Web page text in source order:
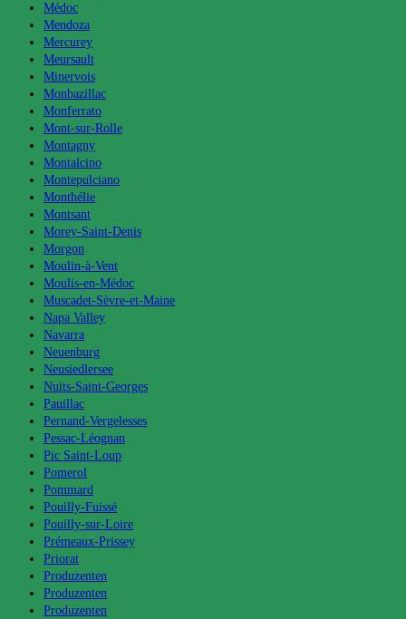
Médoc
Mendoza
Mercurey
Meursault
Minervois
Monbazillac
Monferrato
Mont-sur-Rolle
Montagny
Montalcino
Montepulciano
Monthélie
Montsant
Morey-Saint-Denis
Morgon
Moulin-à-Vent
Moulis-en-Médoc
Muscadet-Sèvre-et-Maine
Napa Valley
Navarra
Neuenburg
Neusiedlersee
Nuits-Saint-Georges
Pauillac
Pernand-Vergelesses
Pessac-Léognan
Pic Saint-Loup
Pomerol
Pommard
Pouilly-Fuissé
Pouilly-sur-Loire
Prémeaux-Prissey
Priorat
Produzenten
Produzenten
Produzenten